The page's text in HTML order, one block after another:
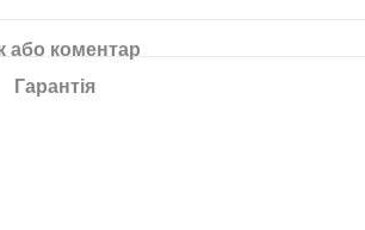
або коментар
Гарантія